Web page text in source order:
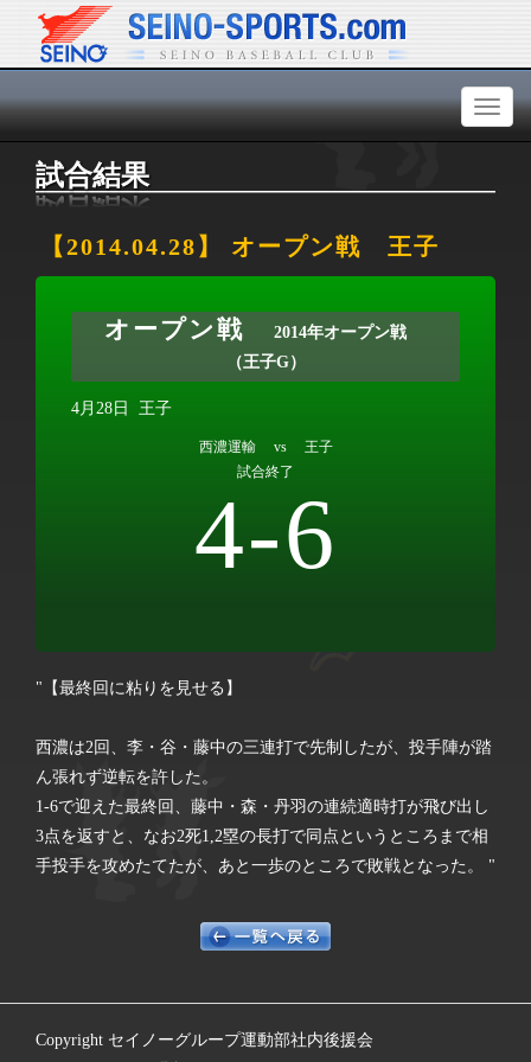
Toggle
試合結果
【2014.04.28】 オープン戦 王子
オープン戦
2014年オープン戦
（王子G）
4月28日 王子
西濃運輸 vs 王子
試合終了
4-6
"【最終回に粘りを見せる】
西濃は2回、李・谷・藤中の三連打で先制したが、投手陣が踏
ん張れず逆転を許した。
1-6で迎えた最終回、藤中・森・丹羽の連続適時打が飛び出し
3点を返すと、なお2死1,2塁の長打で同点というところまで相
手投手を攻めたてたが、あと一歩のところで敗戦となった。 "
Copyright セイノーグループ運動部社内後援会